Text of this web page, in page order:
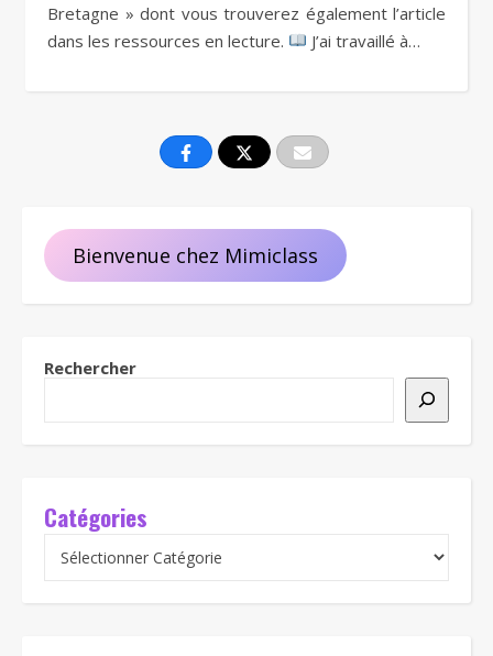
Bretagne » dont vous trouverez également l’article
dans les ressources en lecture.
J’ai travaillé à…
Bienvenue chez Mimiclass
Rechercher
Catégories